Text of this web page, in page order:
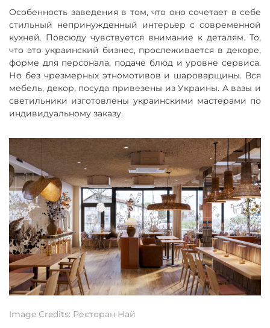
Особенность заведения в том, что оно сочетает в себе
стильный непринужденный интерьер с современной
кухней. Повсюду чувствуется внимание к деталям. То,
что это украинский бизнес, прослеживается в декоре,
форме для персонала, подаче блюд и уровне сервиса.
Но без чрезмерных этномотивов и шароварщины. Вся
мебель, декор, посуда привезены из Украины. А вазы и
светильники изготовлены украинскими мастерами по
индивидуальному заказу.
Image Credits: Ресторан Най